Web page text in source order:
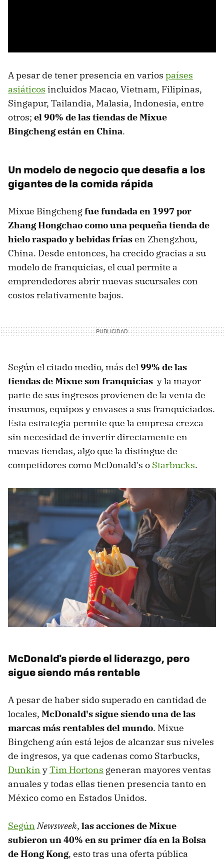
A pesar de tener presencia en varios países
asiáticos incluidos Macao, Vietnam, Filipinas,
Singapur, Tailandia, Malasia, Indonesia, entre
otros; el 90% de las tiendas de Mixue
Bingcheng están en China.
Un modelo de negocio que desafia a los
gigantes de la comida rápida
Mixue Bingchengfue fundada en 1997 por
Zhang Hongchao como una pequeña tienda de
hielo raspado y bebidas fríasen Zhengzhou,
China. Desde entonces, ha crecido gracias a su
modelo de franquicias, el cual permite a
emprendedores abrir nuevas sucursales con
costos relativamente bajos.
Según el citado medio, más del99% de las
tiendas de Mixue son franquicias y la mayor
parte de sus ingresos provienen de la venta de
insumos, equipos y envases a sus franquiciados.
Esta estrategia permite que la empresa crezca
sin necesidad de invertir directamente en
nuevas tiendas, algo que la distingue de
competidores como McDonald's o Starbucks.
McDonald's pierde el liderazgo, pero
sigue siendo más rentable
A pesar de haber sido superado en cantidad de
locales, McDonald's sigue siendo una de las
marcas más rentables del mundo. Mixue
Bingcheng aún está lejos de alcanzar sus niveles
de ingresos, ya que cadenas como Starbucks,
Dunkin yTim Hortons generan mayores ventas
anuales y todas ellas tienen presencia tanto en
México como en Estados Unidos.
Según Newsweek, las acciones de Mixue
subieron un 40% en su primer día en la Bolsa
de Hong Kong, esto tras una oferta pública